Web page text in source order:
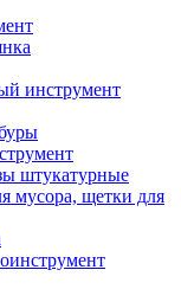
инструмент
штукатурные
мусора, щетки для